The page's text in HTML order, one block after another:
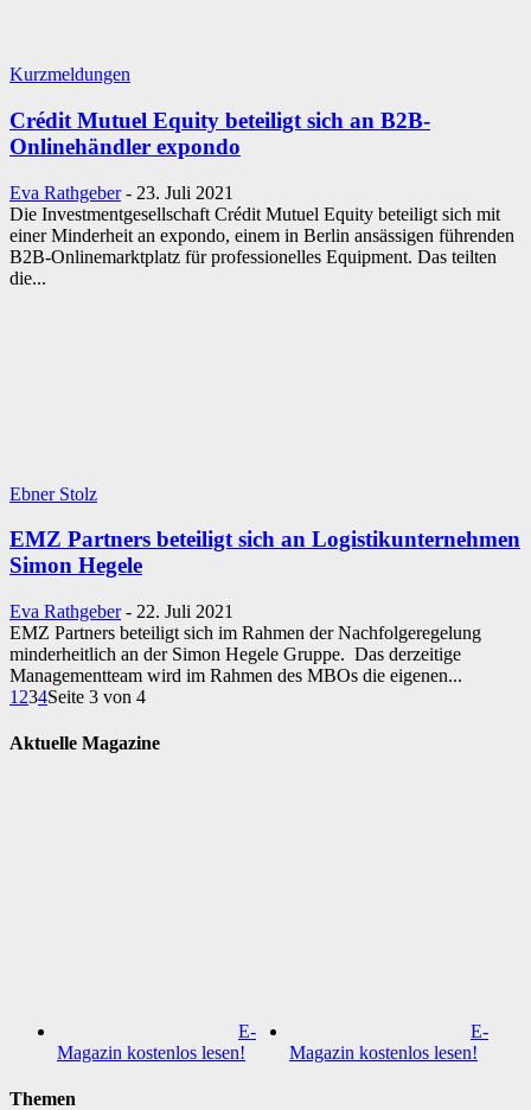
Kurzmeldungen
Crédit Mutuel Equity beteiligt sich an B2B-
Onlinehändler expondo
Eva Rathgeber - 23. Juli 2021
Die Investmentgesellschaft Crédit Mutuel Equity beteiligt sich mit
einer Minderheit an expondo, einem in Berlin ansässigen führenden
B2B-Onlinemarktplatz für professionelles Equipment. Das teilten
die...
Ebner Stolz
EMZ Partners beteiligt sich an Logistikunternehmen
Simon Hegele
Eva Rathgeber - 22. Juli 2021
EMZ Partners beteiligt sich im Rahmen der Nachfolgeregelung
minderheitlich an der Simon Hegele Gruppe. Das derzeitige
Managementteam wird im Rahmen des MBOs die eigenen...
1 234Seite 3 von 4
Aktuelle Magazine
E-
Magazin kostenlos lesen!
E-
Magazin kostenlos lesen!
Themen